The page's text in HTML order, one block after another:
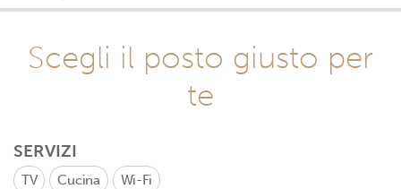
Scegli il posto giusto per
te
SERVIZI
TV Cucina Wi-Fi